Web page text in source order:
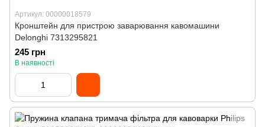
Артикул: 00000018579
Кронштейн для пристрою заварювання кавомашини
Delonghi 7313295821
245 грн
В наявності